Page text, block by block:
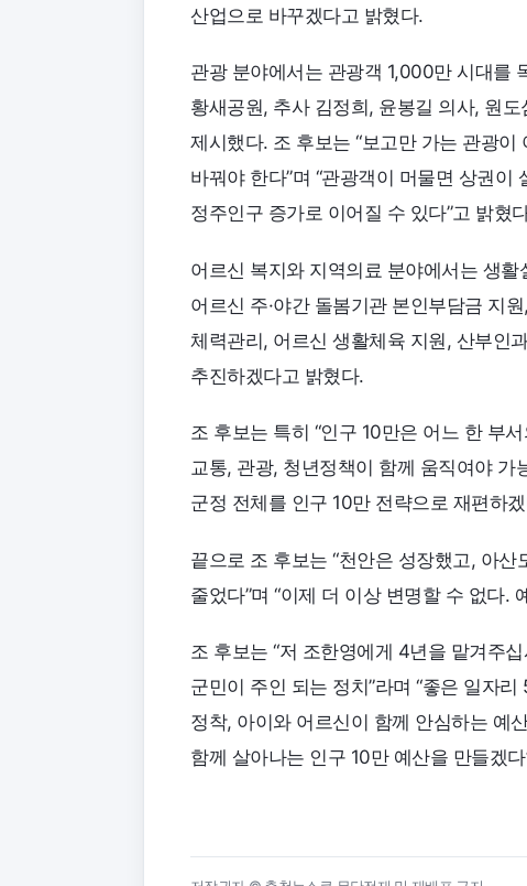
산업으로 바꾸겠다고 밝혔다.
관광 분야에서는 관광객 1,000만 시대를
황새공원, 추사 김정희, 윤봉길 의사, 원
제시했다. 조 후보는 “보고만 가는 관광
바꿔야 한다”며 “관광객이 머물면 상권
정주인구 증가로 이어질 수 있다”고 밝혔
어르신 복지와 지역의료 분야에서는 생
어르신 주·야간 돌봄기관 본인부담금 지
체력관리, 어르신 생활체육 지원, 산부인
추진하겠다고 밝혔다.
조 후보는 특히 “인구 10만은 어느 한 부
교통, 관광, 청년정책이 함께 움직여야 가
군정 전체를 인구 10만 전략으로 재편하
끝으로 조 후보는 “천안은 성장했고, 아
줄었다”며 “이제 더 이상 변명할 수 없다.
조 후보는 “저 조한영에게 4년을 맡겨주
군민이 주인 되는 정치”라며 “좋은 일자
정착, 아이와 어르신이 함께 안심하는 예
함께 살아나는 인구 10만 예산을 만들겠